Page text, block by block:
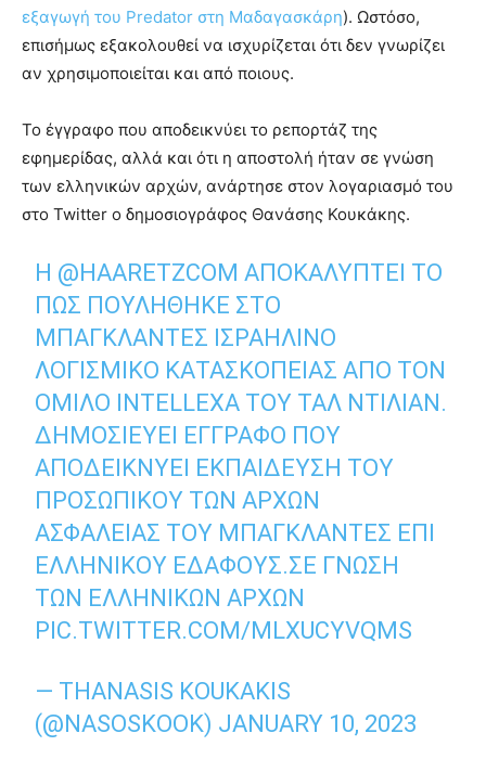
εξαγωγή του Predator στη Μαδαγασκάρη). Ωστόσο,
επισήμως εξακολουθεί να ισχυρίζεται ότι δεν γνωρίζει
αν χρησιμοποιείται και από ποιους.
Το έγγραφο που αποδεικνύει το ρεπορτάζ της
εφημερίδας, αλλά και ότι η αποστολή ήταν σε γνώση
των ελληνικών αρχών, ανάρτησε στον λογαριασμό του
στο Twitter ο δημοσιογράφος Θανάσης Κουκάκης.
Η @HAARETZCOM ΑΠΟΚΑΛΎΠΤΕΙ ΤΟ
ΠΩΣ ΠΟΥΛΉΘΗΚΕ ΣΤΟ
ΜΠΑΓΚΛΑΝΤΈΣ ΙΣΡΑΗΛΙΝΌ
ΛΟΓΙΣΜΙΚΌ ΚΑΤΑΣΚΟΠΕΊΑΣ ΑΠΌ ΤΟΝ
ΌΜΙΛΟ INTELLEXA ΤΟΥ ΤΑΛ ΝΤΊΛΙΑΝ.
ΔΗΜΟΣΙΕΎΕΙ ΈΓΓΡΑΦΟ ΠΟΥ
ΑΠΟΔΕΙΚΝΎΕΙ ΕΚΠΑΊΔΕΥΣΗ ΤΟΥ
ΠΡΟΣΩΠΙΚΟΎ ΤΩΝ ΑΡΧΏΝ
ΑΣΦΑΛΕΊΑΣ ΤΟΥ ΜΠΑΓΚΛΑΝΤΈΣ ΕΠΊ
ΕΛΛΗΝΙΚΟΎ ΕΔΆΦΟΥΣ.ΣΕ ΓΝΏΣΗ
ΤΩΝ ΕΛΛΗΝΙΚΩΝ ΑΡΧΏΝ
PIC.TWITTER.COM/MLXUCYVQMS
— THANASIS KOUKAKIS
(@NASOSKOOK) JANUARY 10, 2023